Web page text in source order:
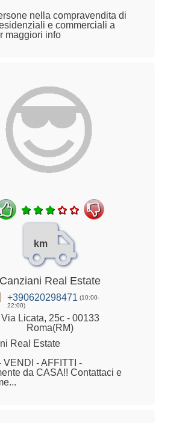
nella compravendita di
e commerciali a
maggiori info
km
Canziani Real Estate
+390620298471 (10:00-
22:00)
Via Licata, 25c - 00133
Roma(RM)
Real Estate
VENDI - AFFITTI -
da CASA!! Contattaci e